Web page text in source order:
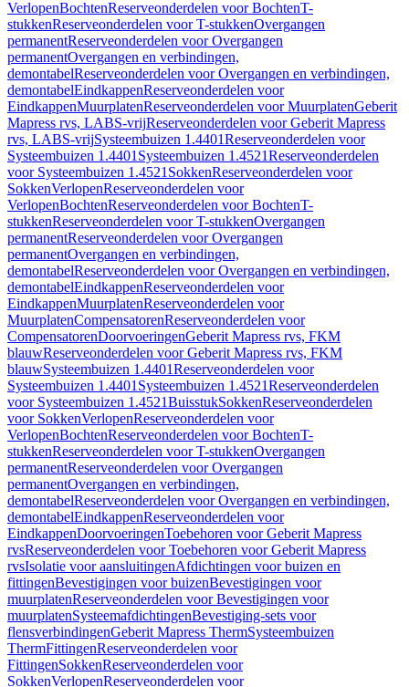
VerlopenBochtenReserveonderdelen voor BochtenT-
stukkenReserveonderdelen voor T-stukkenOvergangen
permanentReserveonderdelen voor Overgangen
permanentOvergangen en verbindingen,
demontabelReserveonderdelen voor Overgangen en verbindingen,
demontabelEindkappenReserveonderdelen voor
EindkappenMuurplatenReserveonderdelen voor MuurplatenGeberit
Mapress rvs, LABS-vrijReserveonderdelen voor Geberit Mapress
rvs, LABS-vrijSysteembuizen 1.4401Reserveonderdelen voor
Systeembuizen 1.4401 Systeembuizen 1.4521Reserveonderdelen
voor Systeembuizen 1.4521 SokkenReserveonderdelen voor
SokkenVerlopenReserveonderdelen voor
VerlopenBochtenReserveonderdelen voor BochtenT-
stukkenReserveonderdelen voor T-stukkenOvergangen
permanentReserveonderdelen voor Overgangen
permanentOvergangen en verbindingen,
demontabelReserveonderdelen voor Overgangen en verbindingen,
demontabelEindkappenReserveonderdelen voor
EindkappenMuurplatenReserveonderdelen voor
MuurplatenCompensatorenReserveonderdelen voor
CompensatorenDoorvoeringenGeberit Mapress rvs, FKM
blauwReserveonderdelen voor Geberit Mapress rvs, FKM
blauwSysteembuizen 1.4401Reserveonderdelen voor
Systeembuizen 1.4401 Systeembuizen 1.4521Reserveonderdelen
voor Systeembuizen 1.4521BuisstukSokkenReserveonderdelen
voor SokkenVerlopenReserveonderdelen voor
VerlopenBochtenReserveonderdelen voor BochtenT-
stukkenReserveonderdelen voor T-stukkenOvergangen
permanentReserveonderdelen voor Overgangen
permanentOvergangen en verbindingen,
demontabelReserveonderdelen voor Overgangen en verbindingen,
demontabelEindkappenReserveonderdelen voor
EindkappenDoorvoeringenToebehoren voor Geberit Mapress
rvsReserveonderdelen voor Toebehoren voor Geberit Mapress
rvsIsolatie voor aansluitingenAfdichtingen voor buizen en
fittingenBevestigingen voor buizenBevestigingen voor
muurplatenReserveonderdelen voor Bevestigingen voor
muurplatenSysteemafdichtingenBevestiging-sets voor
flensverbindingenGeberit Mapress ThermSysteembuizen
ThermFittingenReserveonderdelen voor
FittingenSokkenReserveonderdelen voor
SokkenVerlopenReserveonderdelen voor